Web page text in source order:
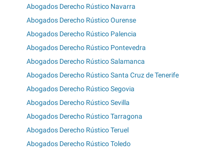
Abogados Derecho Rústico Navarra
Abogados Derecho Rústico Ourense
Abogados Derecho Rústico Palencia
Abogados Derecho Rústico Pontevedra
Abogados Derecho Rústico Salamanca
Abogados Derecho Rústico Santa Cruz de Tenerife
Abogados Derecho Rústico Segovia
Abogados Derecho Rústico Sevilla
Abogados Derecho Rústico Tarragona
Abogados Derecho Rústico Teruel
Abogados Derecho Rústico Toledo